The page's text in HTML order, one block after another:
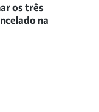
os três
na